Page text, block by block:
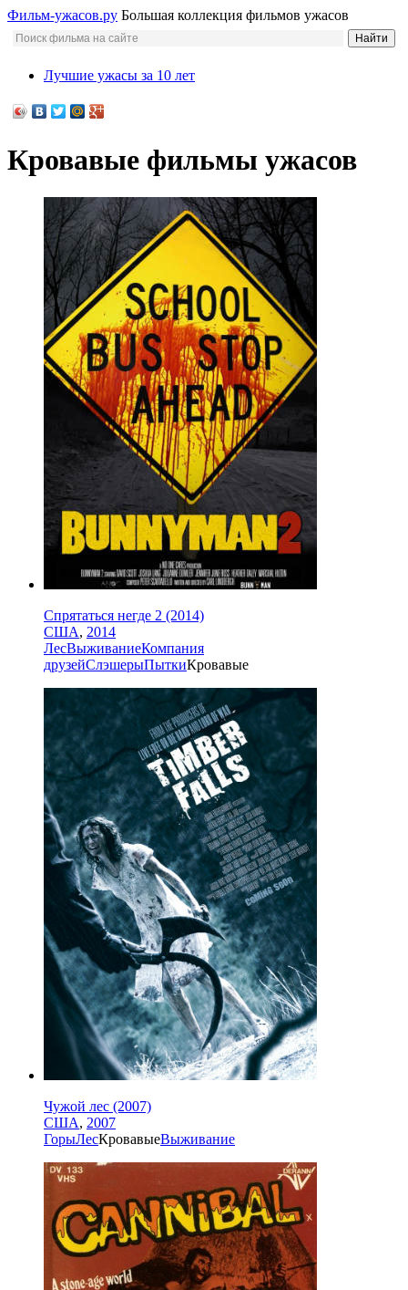
Фильм-ужасов.ру Большая коллекция фильмов ужасов
Лучшие ужасы за 10 лет
Кровавые фильмы ужасов
Спрятаться негде 2 (2014)
США, 2014
ЛесВыживаниеКомпания
друзейСлэшерыПыткиКровавые
Чужой лес (2007)
США, 2007
ГорыЛесКровавыеВыживание